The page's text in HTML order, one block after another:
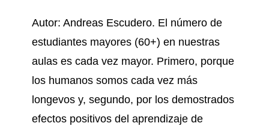
Autor: Andreas Escudero. El número de
estudiantes mayores (60+) en nuestras
aulas es cada vez mayor. Primero, porque
los humanos somos cada vez más
longevos y, segundo, por los demostrados
efectos positivos del aprendizaje de